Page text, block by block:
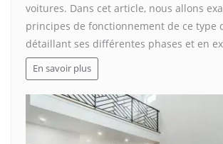
voitures. Dans cet article, nous allons
principes de fonctionnement de ce type
détaillant ses différentes phases et en
En savoir plus